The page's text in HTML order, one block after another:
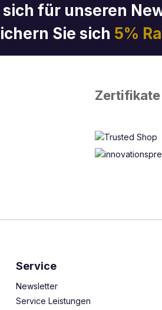
sich für unseren
Sie sich 5%
Zertifikate
Service
Newsletter
Service Leistungen